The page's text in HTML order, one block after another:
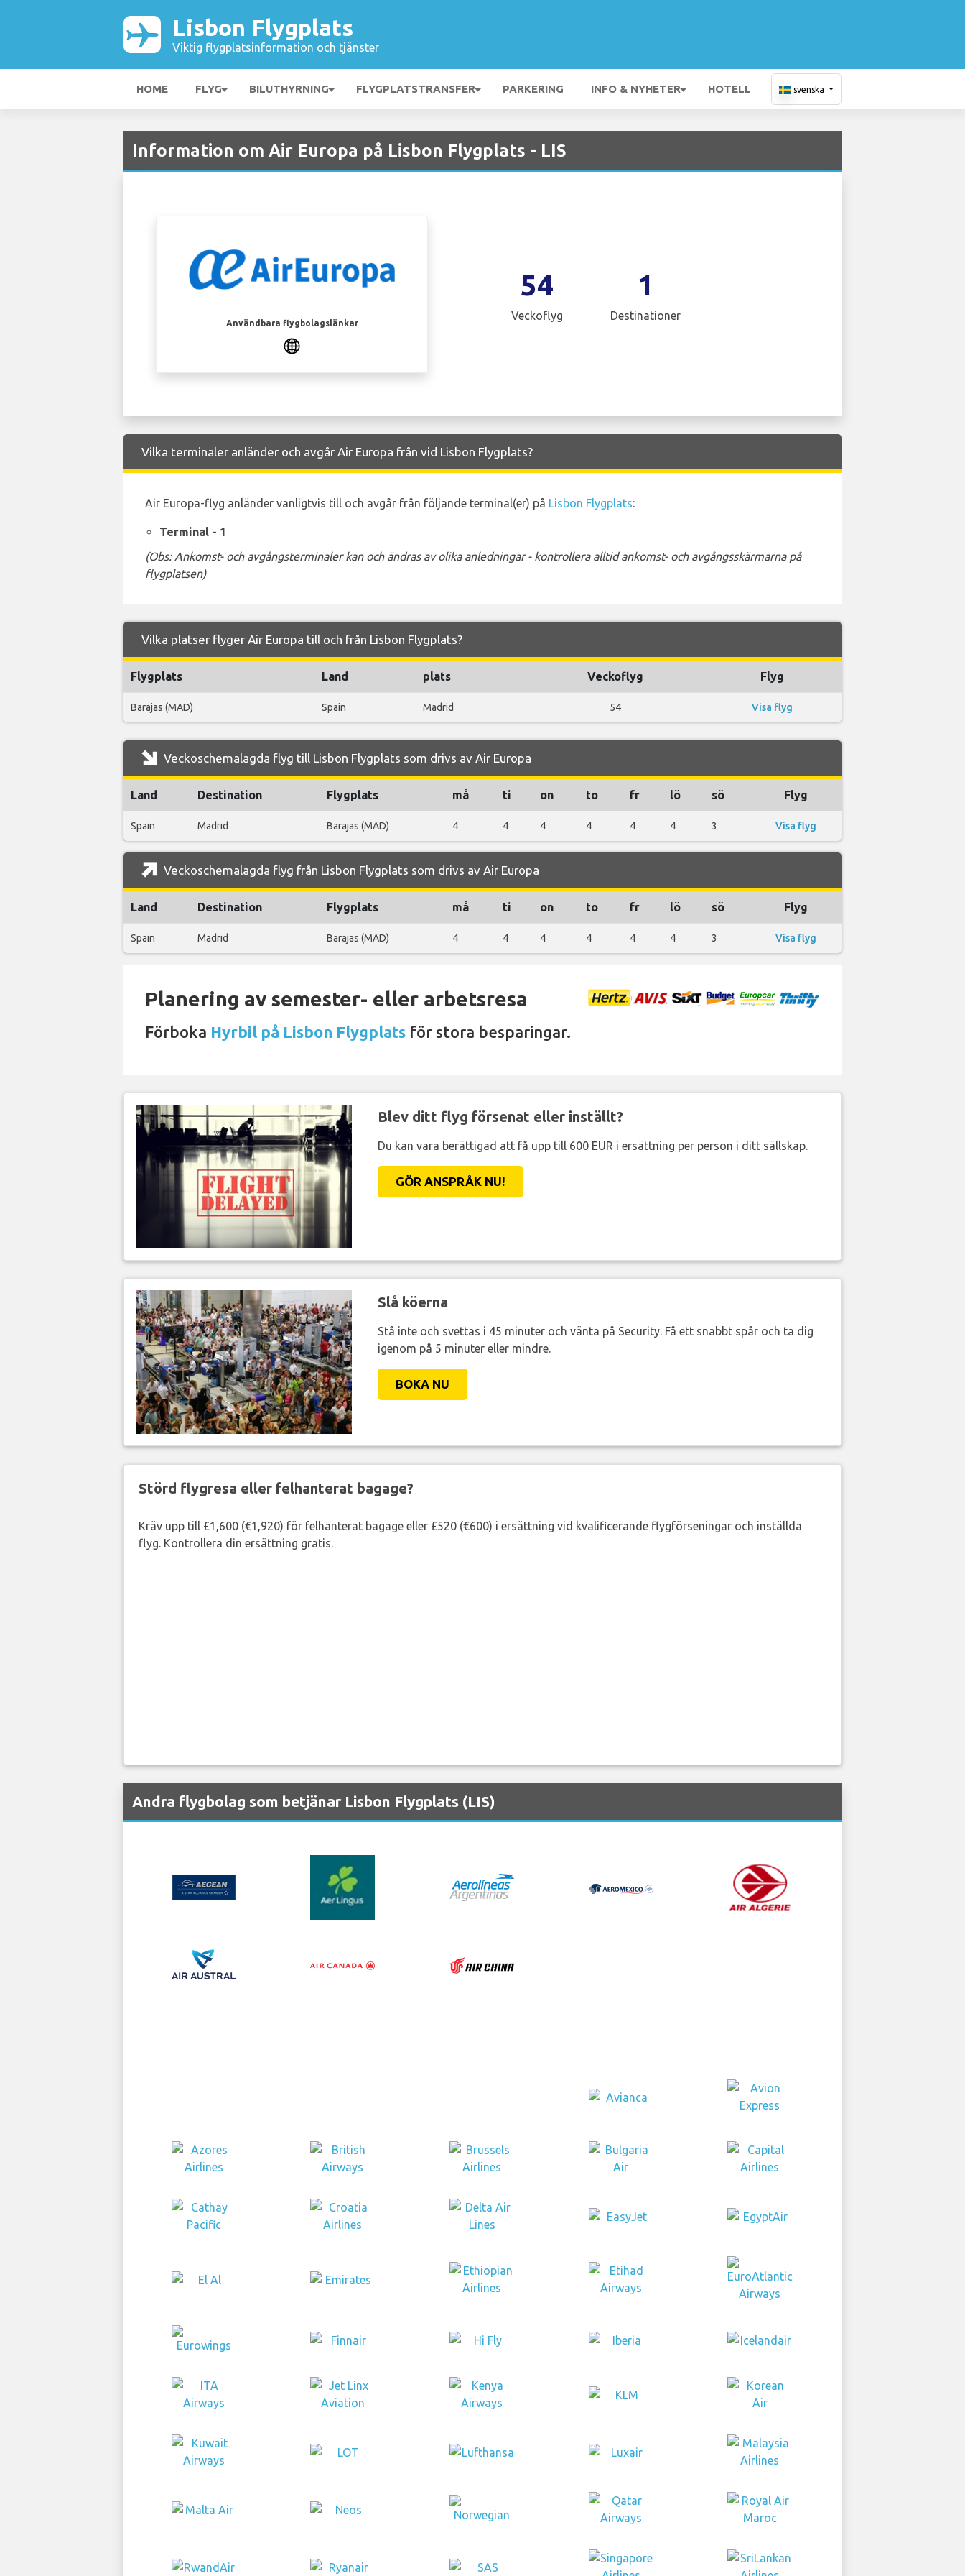
Lisbon Flygplats
Viktig flygplatsinformation och tjänster
HOME FLYG BILUTHYRNING FLYGPLATSTRANSFER PARKERING INFO & NYHETER HOTELL svenska
Information om Air Europa på Lisbon Flygplats - LIS
Användbara flygbolagslänkar
54
Veckoflyg
1
Destinationer
Vilka terminaler anländer och avgår Air Europa från vid Lisbon Flygplats?
Air Europa-flyg anländer vanligtvis till och avgår från följande terminal(er) på Lisbon Flygplats:
Terminal - 1
(Obs: Ankomst- och avgångsterminaler kan och ändras av olika anledningar - kontrollera alltid ankomst- och avgångsskärmarna på
flygplatsen)
Vilka platser flyger Air Europa till och från Lisbon Flygplats?
Flygplats Land plats Veckoflyg Flyg
Barajas (MAD) Spain Madrid 54 Visa flyg
Veckoschemalagda flyg till Lisbon Flygplats som drivs av Air Europa
Land Destination Flygplats må ti on to fr lö sö Flyg
Spain Madrid Barajas (MAD) 4 4 4 4 4 4 3 Visa flyg
Veckoschemalagda flyg från Lisbon Flygplats som drivs av Air Europa
Land Destination Flygplats må ti on to fr lö sö Flyg
Spain Madrid Barajas (MAD) 4 4 4 4 4 4 3 Visa flyg
Planering av semester- eller arbetsresa
Förboka Hyrbil på Lisbon Flygplats för stora besparingar.
Blev ditt flyg försenat eller inställt?
Du kan vara berättigad att få upp till 600 EUR i ersättning per person i ditt sällskap.
GÖR ANSPRÅK NU!
Slå köerna
Stå inte och svettas i 45 minuter och vänta på Security. Få ett snabbt spår och ta dig
igenom på 5 minuter eller mindre.
BOKA NU
Störd flygresa eller felhanterat bagage?
Kräv upp till £1,600 (€1,920) för felhanterat bagage eller £520 (€600) i ersättning vid kvalificerande flygförseningar och inställda
flyg. Kontrollera din ersättning gratis.
Andra flygbolag som betjänar Lisbon Flygplats (LIS)